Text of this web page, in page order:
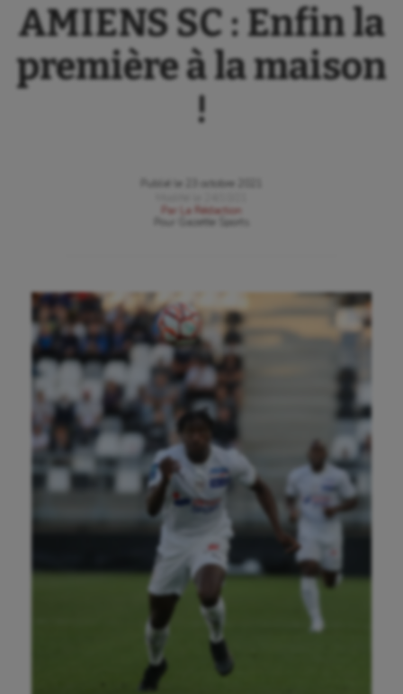
AMIENS SC : Enfin la
première à la maison
!
Publié le
23 octobre 2021
Par
La Rédaction
Gazette Sports